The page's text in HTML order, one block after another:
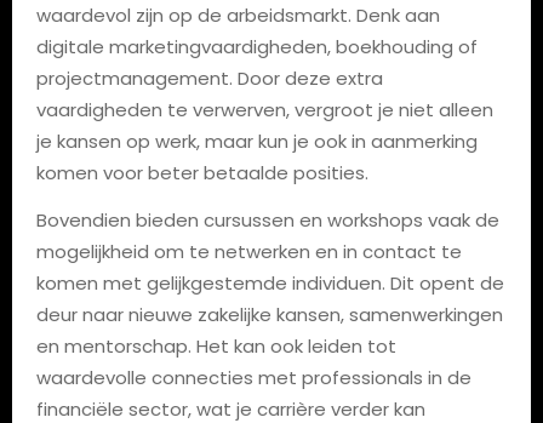
waardevol zijn op de arbeidsmarkt. Denk aan
digitale marketingvaardigheden, boekhouding of
projectmanagement. Door deze extra
vaardigheden te verwerven, vergroot je niet alleen
je kansen op werk, maar kun je ook in aanmerking
komen voor beter betaalde posities.
Bovendien bieden cursussen en workshops vaak de
mogelijkheid om te netwerken en in contact te
komen met gelijkgestemde individuen. Dit opent de
deur naar nieuwe zakelijke kansen, samenwerkingen
en mentorschap. Het kan ook leiden tot
waardevolle connecties met professionals in de
financiële sector, wat je carrière verder kan